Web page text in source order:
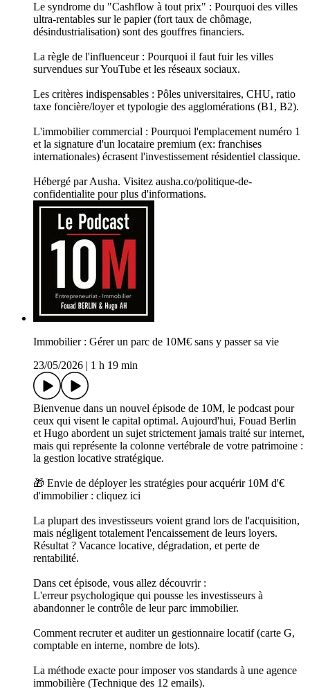
Le syndrome du "Cashflow à tout prix" : Pourquoi des villes
ultra-rentables sur le papier (fort taux de chômage,
désindustrialisation) sont des gouffres financiers.
La règle de l'influenceur : Pourquoi il faut fuir les villes
survendues sur YouTube et les réseaux sociaux.
Les critères indispensables : Pôles universitaires, CHU, ratio
taxe foncière/loyer et typologie des agglomérations (B1, B2).
L'immobilier commercial : Pourquoi l'emplacement numéro 1
et la signature d'un locataire premium (ex: franchises
internationales) écrasent l'investissement résidentiel classique.
Hébergé par Ausha. Visitez ausha.co/politique-de-
confidentialite pour plus d'informations.
Immobilier : Gérer un parc de 10M€ sans y passer sa vie
23/05/2026
1 h 19 min
Bienvenue dans un nouvel épisode de 10M, le podcast pour
ceux qui visent le capital optimal. Aujourd'hui, Fouad Berlin
et Hugo abordent un sujet strictement jamais traité sur internet,
mais qui représente la colonne vertébrale de votre patrimoine :
la gestion locative stratégique.
🎁 Envie de déployer les stratégies pour acquérir 10M d'€
d'immobilier : cliquez ici
La plupart des investisseurs voient grand lors de l'acquisition,
mais négligent totalement l'encaissement de leurs loyers.
Résultat ? Vacance locative, dégradation, et perte de
rentabilité.
Dans cet épisode, vous allez découvrir :
L'erreur psychologique qui pousse les investisseurs à
abandonner le contrôle de leur parc immobilier.
Comment recruter et auditer un gestionnaire locatif (carte G,
comptable en interne, nombre de lots).
La méthode exacte pour imposer vos standards à une agence
immobilière (Technique des 12 emails).